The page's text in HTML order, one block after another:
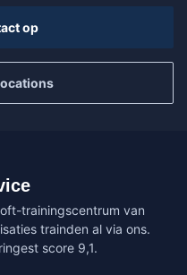
op
trainingscentrum van
trainden al via ons.
score 9,1.